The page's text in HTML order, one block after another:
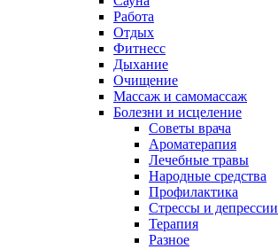
Работа
Отдых
Фитнесс
Дыхание
Очищение
Массаж и самомассаж
Болезни и исцеление
Советы врача
Ароматерапия
Лечебные травы
Народные средства
Профилактика
Стрессы и депрессии
Терапия
Разное